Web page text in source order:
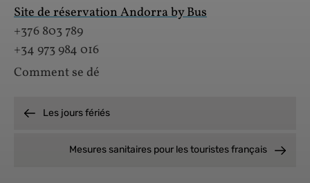
Site de réservation Andorra by Bus
+376 803 789
+34 973 984 016
Comment se dé
Les jours fériés
Mesures sanitaires pour les touristes français